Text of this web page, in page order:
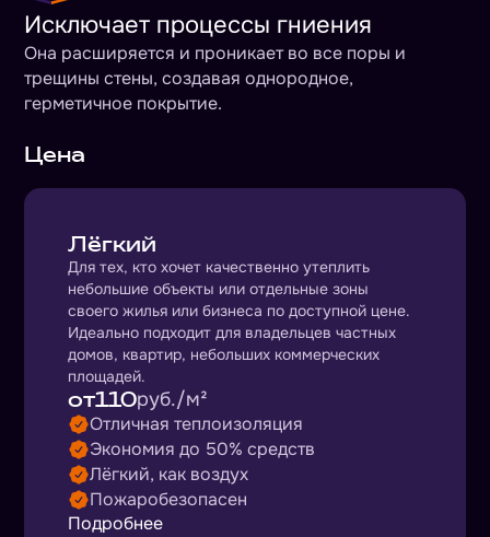
Исключает процессы гниения
Она расширяется и проникает во все поры и
трещины стены, создавая однородное,
герметичное покрытие.
Цена
Лёгкий
Для тех, кто хочет качественно утеплить
небольшие объекты или отдельные зоны
своего жилья или бизнеса по доступной цене.
Идеально подходит для владельцев частных
домов, квартир, небольших коммерческих
площадей.
от110руб./м²
Отличная теплоизоляция
Экономия до 50% средств
Лёгкий, как воздух
Пожаробезопасен
Подробнее